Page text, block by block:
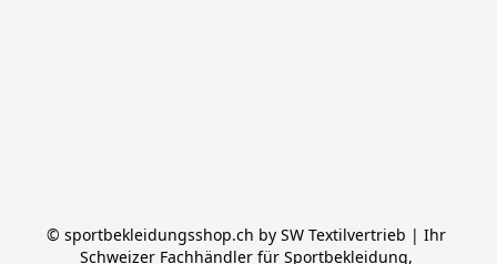
© sportbekleidungsshop.ch by SW Textilvertrieb | Ihr
Schweizer Fachhändler für Sportbekleidung,